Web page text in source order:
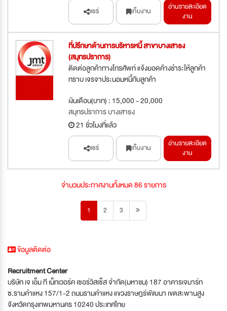
แชร์ เก็บงาน
อ่านรายละเอียด
งาน
ที่ปรึกษาด้านการบริหารหนี้ สาขาบางเสาธง
(สมุทรปราการ)
ติดต่อลูกค้าทางโทรศัพท์ แจ้งยอดค้างชำระให้ลูกค้า
ทราบ เจรจาประนอมหนี้กับลูกค้า
เงินเดือน(บาท) : 15,000 - 20,000
สมุทรปราการ บางเสาธง
21 ชั่วโมงที่แล้ว
แชร์ เก็บงาน
อ่านรายละเอียด
งาน
จำนวนประกาศงานทั้งหมด 86 รายการ
1 2 3
ข้อมูลติดต่อ
Recruitment Center
บริษัท เจ เอ็ม ที เน็ทเวอร์ค เซอร์วิสเซ็ส จำกัด(มหาชน) 187 อาคารเจมาร์ท
ซ.รามคำแหง 157/1-2 ถนนรามคำแหง แขวงราษฎร์พัฒนา เขตสะพานสูง
จังหวัดกรุงเทพมหานคร 10240 ประเทศไทย